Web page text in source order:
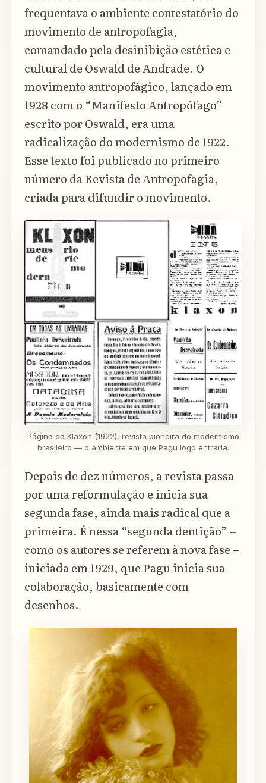
frequentava o ambiente contestatório do
movimento de antropofagia,
comandado pela desinibição estética e
cultural de Oswald de Andrade. O
movimento antropofágico, lançado em
1928 com o “Manifesto Antropófago”
escrito por Oswald, era uma
radicalização do modernismo de 1922.
Esse texto foi publicado no primeiro
número da Revista de Antropofagia,
criada para difundir o movimento.
Página da Klaxon (1922), revista pioneira do modernismo
brasileiro — o ambiente em que Pagu logo entraria.
Depois de dez números, a revista passa
por uma reformulação e inicia sua
segunda fase, ainda mais radical que a
primeira. É nessa “segunda dentição” –
como os autores se referem à nova fase –
iniciada em 1929, que Pagu inicia sua
colaboração, basicamente com
desenhos.